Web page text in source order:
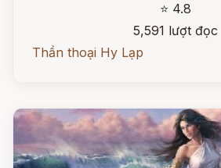
⭐ 4.8
5,591 lượt đọc
Thần thoại Hy Lạp